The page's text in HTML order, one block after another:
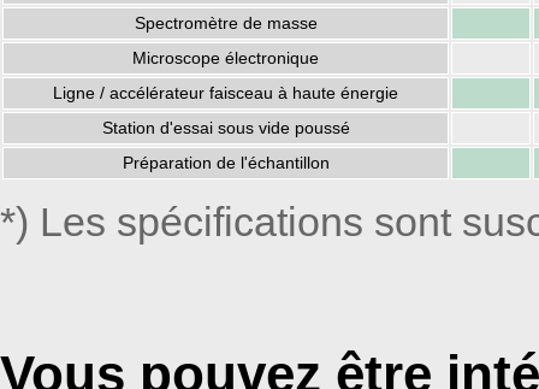
Spectromètre de masse
Microscope électronique
Ligne / accélérateur faisceau à haute énergie
Station d'essai sous vide poussé
Préparation de l'échantillon
*) Les spécifications sont
Vous pouvez être